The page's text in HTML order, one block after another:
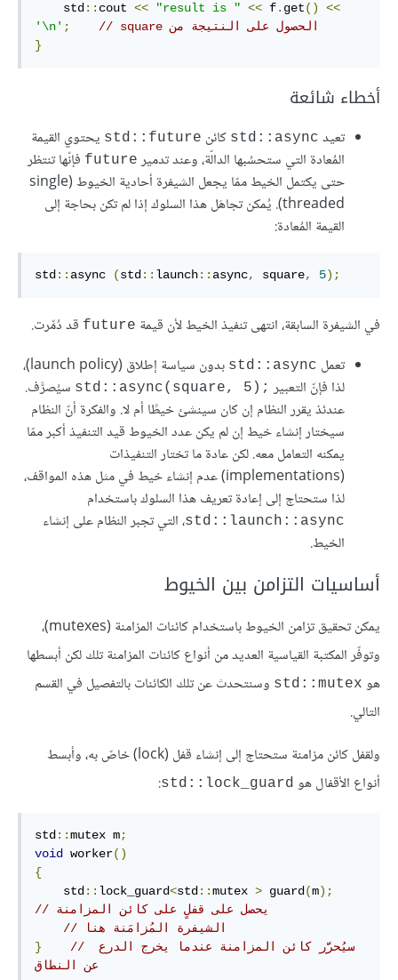
    std
:: cout << "result is " << f. get()
<<
'\n' ;
// square الحصول على النتيجة من
}
أخطاء شائعة
تعيد std::async كائن std::future يحتوي القيمة
المُعادة التي ستحسُبها الدالّة، وعند تدمير ‎future‎ فإنّها تنتظر
حتى يكتمل الخيط ممّا يجعل الشيفرة أحادية الخيوط (single
threaded). يُمكن تجاهَل هذا السلوك إذا لم تكن بحاجة إلى
القيمة المُعادة:
std:: async (std:: launch:: async, square, 5);
في الشيفرة السابقة، انتهى تنفيذ الخيط لأن قيمة future قد دُمِّرت.
تعمل std::async
بدون سياسة إطلاق (launch policy)،
لذا فإنّ التعبير ‎std::async(square, 5);‎ سيُصرَّف.
عندئذ يقرر النظام إن كان سينشئ خيطًا أم لا. والفكرة أنّ النظام
سيختار إنشاء خيط إن لم يكن عدد الخيوط قيد التنفيذ أكبر ممّا
يمكنه التعامل معه. لكن عادة ما تختار التنفيذات
(implementations) عدم إنشاء خيط في مثل هذه المواقف،
لذا ستحتاج إلى إعادة تعريف هذا السلوك باستخدام
‎std::launch::async‎، التي تجبر النظام على إنشاء
الخيط.
أساسيات التزامن بين الخيوط
يمكن تحقيق تزامن الخيوط باستخدام كائنات المزامنة (mutexes)،
وتوفّر المكتبة القياسية العديد من أنواع كائنات المزامنة تلك لكن أبسطها
هو ‎std::mutex‎ وسنتحدث عن تلك الكائنات بالتفصيل في القسم
التالي.
ولقفل كائن مزامنة ستحتاج إلى إنشاء قفل (lock) خاصّ به، وأبسط
أنواع الأقفال هو ‎std::lock_guard‎
:
std ::mutex m;
void
worker()
{
    std
:: lock_guard<std ::mutex > guard (m);
// يحصل على قفلٍ على كائن المزامنة
// الشيفرة المُزامَنة هنا
}
// سيُحرَّر كائن المزامنة عندما يخرج الدرع